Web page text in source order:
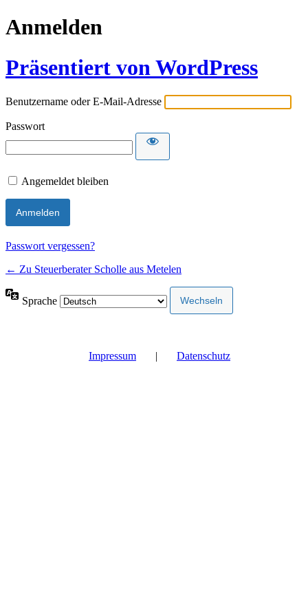
Anmelden
Präsentiert von WordPress
Benutzername oder E-Mail-Adresse
Passwort
Angemeldet bleiben
Passwort vergessen?
← Zu Steuerberater Scholle aus Metelen
Sprache
Impressum | Datenschutz